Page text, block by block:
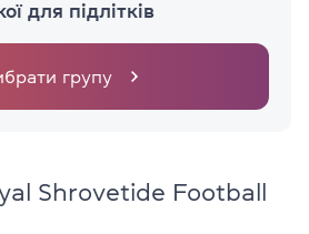
для підлітків
групу
Shrovetide Football